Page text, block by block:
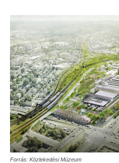
Forrás: Közlekedési Múzeum